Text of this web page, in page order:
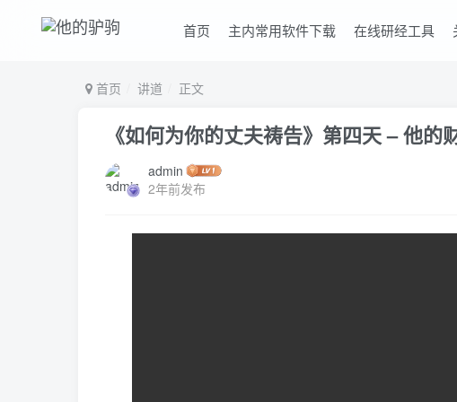
首页 主内常用软件下载 在线研经工具
首页 讲道 正文
《如何为你的丈夫祷告》第四天 – 他的
admin
2年前发布